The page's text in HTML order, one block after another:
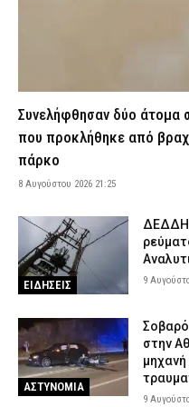
Φωτιά σε χαμηλή βλάστηση
κινητοποίηση της
ΕΙΔΗΣΕΙΣ
συντρόφου του για
ΑΣΤΥΝΟΜΙΑ 8 Αυγούστου 2026
Κέρκυρα: Απαγορεύτηκε ο
λόγω μηχανικής βλάβης
Λυκαβηττός: Σε 57χρονη που
πτώση ο θάνατός της
ΑΣΤΥΝΟΜΙΑ 8 Αυγούστου 2026
Συνελήφθησαν δύο άτομα
που προκλήθηκε από
πάρκο
8 Αυγούστου 2026 21:25
ΕΙΔΗΣΕΙΣ 9
ΑΣΤΥΝΟΜΙΑ
στην
μηχανή
9